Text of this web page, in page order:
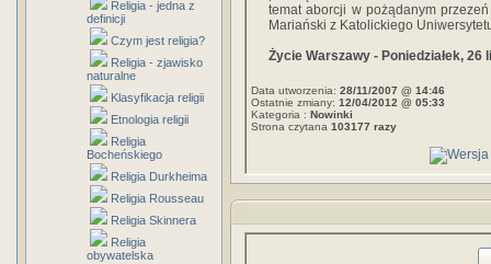
Religia - jedna z
definicji
Czym jest religia?
Religia - zjawisko
naturalne
Klasyfikacja religii
Etnologia religii
Religia
Bocheńskiego
Religia Durkheima
Religia Rousseau
Religia Skinnera
Religia
obywatelska
temat aborcji w pożądanym
Mariański z Katolickiego
Życie Warszawy - Poniedziałek, 26
Data utworzenia: 28/11/2007 @ 14:46
Ostatnie zmiany: 12/04/2012 @ 05:33
Kategoria : Nowinki
Strona czytana 103177 razy